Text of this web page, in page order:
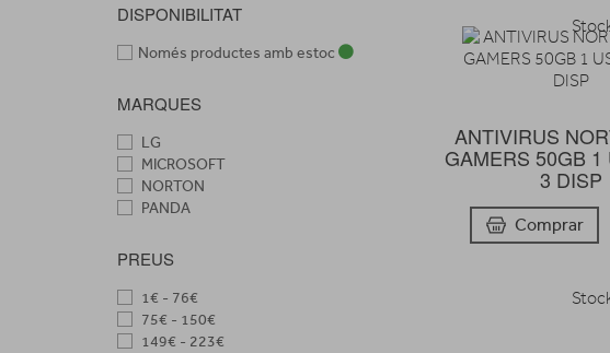
DISPONIBILITAT
Només productes amb estoc
MARQUES
LG
MICROSOFT
NORTON
PANDA
PREUS
1€ - 76€
75€ - 150€
149€ - 223€
ANTIVIRUS
GAMERS 50GB 1
3 DISP
Comprar